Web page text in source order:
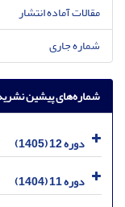
مقالات آماده انتشار
شماره جاری
شماره‌های پیشین
دوره 12 (1405)
دوره 11 (1404)